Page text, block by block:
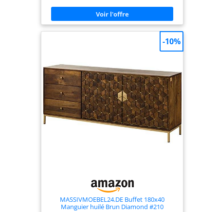
MASSIVMOEBEL24.DE Buffet 180x40
Manguier huilé Brun Diamond #210
-10%